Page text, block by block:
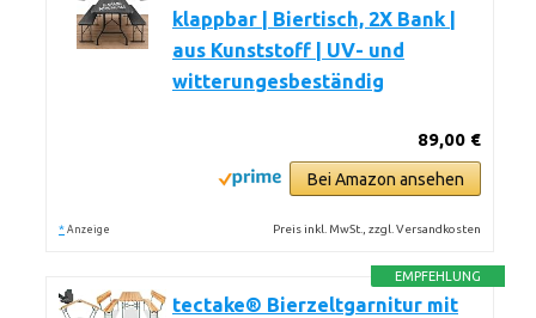
klappbar | Biertisch, 2X Bank |
aus Kunststoff | UV- und
witterungesbeständig
89,00 €
Bei Amazon ansehen
* Anzeige Preis inkl. MwSt., zzgl. Versandkosten
EMPFEHLUNG
tectake® Bierzeltgarnitur mit